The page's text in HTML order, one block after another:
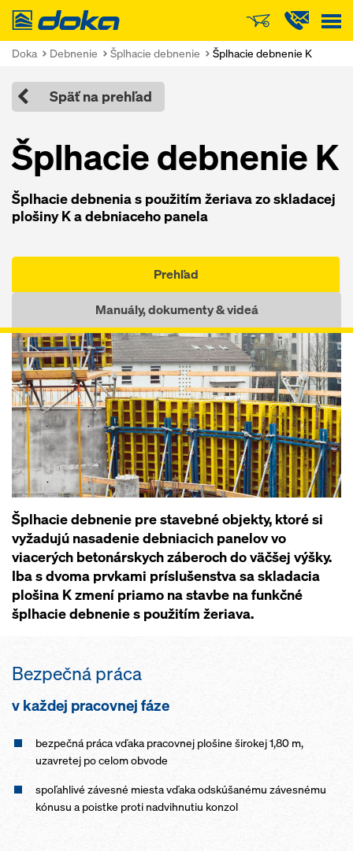
Doka
Doka Debnenie Šplhacie debnenie Šplhacie debnenie K
Späť na prehľad
Šplhacie debnenie K
Šplhacie debnenia s použitím žeriava zo skladacej
plošiny K a debniaceho panela
Prehľad
Manuály, dokumenty & videá
Šplhacie debnenie pre stavebné objekty, ktoré si
vyžadujú nasadenie debniacich panelov vo
viacerých betonárskych záberoch do väčšej výšky.
Iba s dvoma prvkami príslušenstva sa skladacia
plošina K zmení priamo na stavbe na funkčné
šplhacie debnenie s použitím žeriava.
Bezpečná práca
v každej pracovnej fáze
bezpečná práca vďaka pracovnej plošine širokej 1,80 m,
uzavretej po celom obvode
spoľahlivé závesné miesta vďaka odskúšanému závesnému
kónusu a poistke proti nadvihnutiu konzol